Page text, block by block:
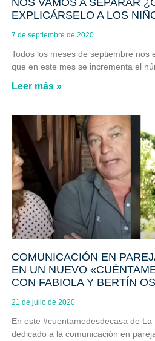
NOS VAMOS A SEPARAR
EXPLICÁRSELO A LOS
7 de septiembre de 2020
Todos los meses de septiembre nos
que en este mes se incrementa el
Leer más »
COMUNICACIÓN EN
EN UN NUEVO
CON FABIOLA Y BERTÍN
21 de julio de 2020
En este #cuentamedesdecasa de
dedicado a la comunicación en